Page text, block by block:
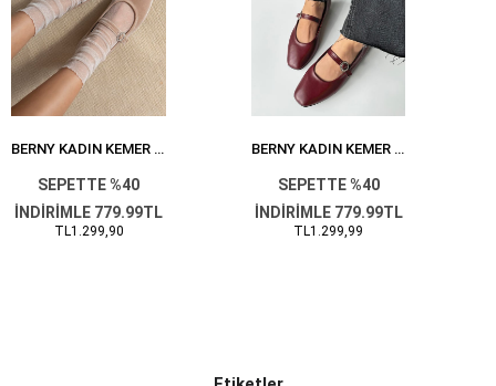
BERNY KADIN KEMER DETAY KADIFE BABET VIZON
SEPETTE %40
İNDİRİMLE 779.99TL
TL1.299,90
BERNY KADIN KEMER DETAY DERI BABET BORDO
SEPETTE %40
İNDİRİMLE 779.99TL
TL1.299,99